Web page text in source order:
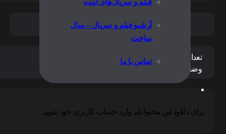
فیلم و سریال‌های آینده
آرشیو فیلم و سریال – سال
ساخت
تماس با ما
فارسی
تعداد کل فصل ها:
1
وضعیت پخش:
پایان سریال
برای دانلود این محتوا باید وارد حساب کاربری خود شوید